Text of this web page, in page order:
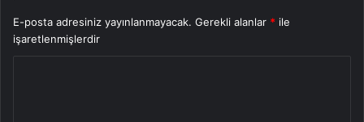
E-posta adresiniz yayınlanmayacak. Gerekli alanlar * ile
işaretlenmişlerdir